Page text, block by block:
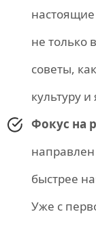
не только
советы,
культуру и
Фокус на
быстрее
Уже с